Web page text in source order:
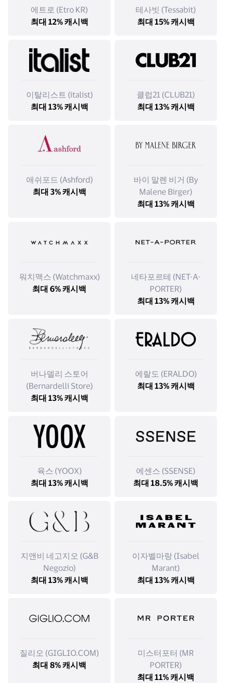
에트로 (Etro KR)
최대 12% 캐시백
테사빗 (Tessabit)
최대 15% 캐시백
이탈리스트 (italist)
최대 13% 캐시백
클럽21 (CLUB21)
최대 13% 캐시백
애쉬포드 (Ashford)
최대 3% 캐시백
바이 말렌 비거 (By
Malene Birger)
최대 13% 캐시백
워치맥스 (Watchmaxx)
최대 6% 캐시백
네타포르테 (NET-A-
PORTER)
최대 13% 캐시백
버나델리 스토어
(Bernardelli Store)
최대 13% 캐시백
에랄도 (ERALDO)
최대 13% 캐시백
육스 (YOOX)
최대 13% 캐시백
에센스 (SSENSE)
최대 18.5% 캐시백
지앤비 네고지오 (G&B
Negozio)
최대 13% 캐시백
이자벨마랑 (Isabel
Marant)
최대 13% 캐시백
질리오 (GIGLIO.COM)
최대 8% 캐시백
미스터포터 (MR
PORTER)
최대 11% 캐시백